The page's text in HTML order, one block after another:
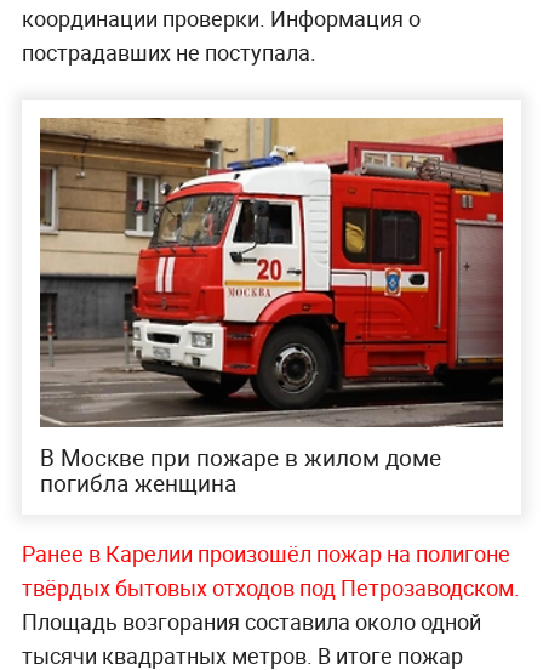
координации проверки. Информация о
пострадавших не поступала.
В Москве при пожаре в жилом доме
погибла женщина
Ранее в Карелии произошёл пожар на полигоне
твёрдых бытовых отходов под Петрозаводском.
Площадь возгорания составила около одной
тысячи квадратных метров. В итоге пожар